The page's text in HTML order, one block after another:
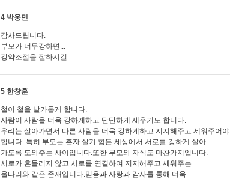
4 박웅민
감사드립니다.
부모가 너무강하면...
강약조절을 잘하시길...
5 한창훈
철이 철을 날카롭게 합니다.
사람이 사람을 더욱 강하게하고 단단하게 세우기도 합니다.
우리는 살아가면서 다른 사람을 더욱 강하게하고 지지해주고 세워주어야
합니다. 특히 부모는 혼자 살기 힘든 세상에서 서로를 강하게 살아
가도록 도와주는 사이입니다.또한 부모와 자식도 마찬가지입니다.
서로가 흔들리지 않고 서로를 연결하여 지지해주고 세워주는
울타리와 같은 존재입니다.믿음과 사랑과 감사를 통해 더욱